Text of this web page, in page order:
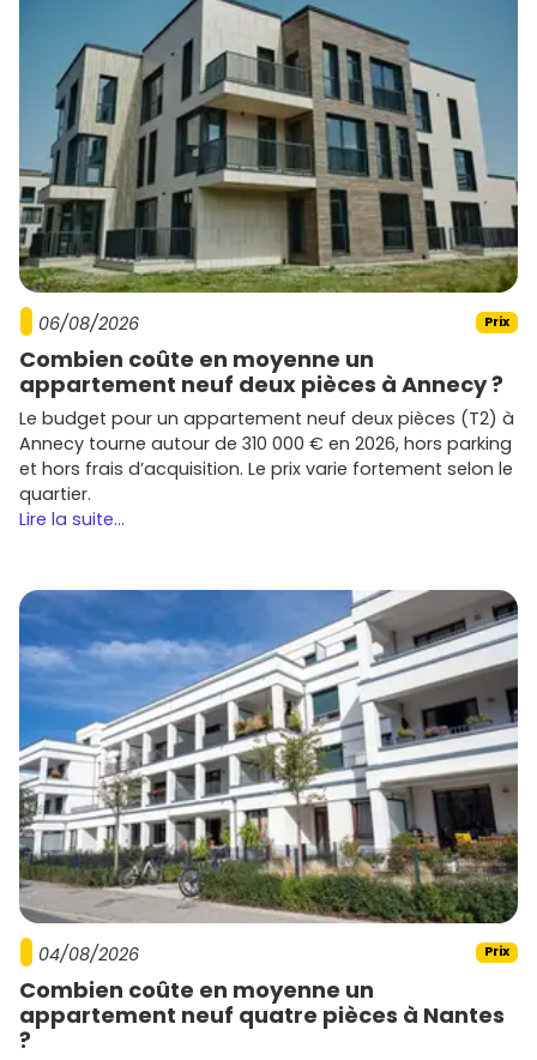
06/08/2026 Prix
Combien coûte en moyenne un
appartement neuf deux pièces à Annecy ?
Le budget pour un appartement neuf deux pièces (T2) à
Annecy tourne autour de 310 000 € en 2026, hors parking
et hors frais d’acquisition. Le prix varie fortement selon le
quartier.
Lire la suite...
04/08/2026 Prix
Combien coûte en moyenne un
appartement neuf quatre pièces à Nantes
?